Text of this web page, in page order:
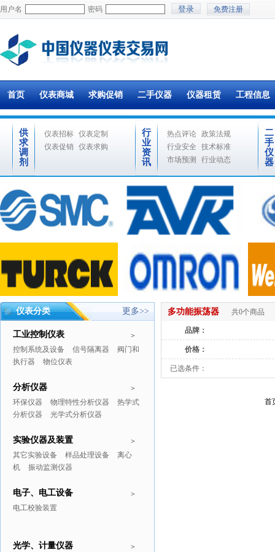
用户名 密码 免费注册
首页 仪表商城 求购促销 二手仪器 仪器租赁 工程信息
供
求
调
剂
仪表招标 仪表定制
仪表促销
仪表求购
行
业
资
讯
热点评论 政策法规
行业安全
技术标准
市场预测
行业动态
二
手
仪
器
仪表分类 更多>>
>
工业控制仪表
控制系统及设备 信号隔离器
阀门和
执行器
物位仪表
>
分析仪器
环保仪器 物理特性分析仪器
热学式
分析仪器
光学式分析仪器
>
实验仪器及装置
其它实验设备 样品处理设备
离心
机
振动监测仪器
>
电子、电工设备
电工校验装置
>
光学、计量仪器
多功能振荡器 共0个商品
品牌：
价格：
已选条件：
首